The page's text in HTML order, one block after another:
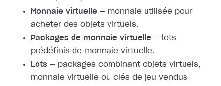
Monnaie virtuelle — monnaie utilisée pour
acheter des objets virtuels.
Packages de monnaie virtuelle — lots
prédéfinis de monnaie virtuelle.
Lots — packages combinant objets virtuels,
monnaie virtuelle ou clés de jeu vendus